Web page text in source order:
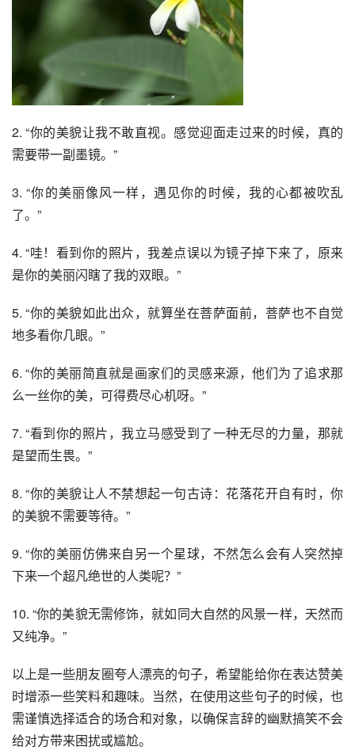
2. “你的美貌让我不敢直视。感觉迎面走过来的时候，真的
需要带一副墨镜。”
3. “你的美丽像风一样，遇见你的时候，我的心都被吹乱
了。”
4. “哇！看到你的照片，我差点误以为镜子掉下来了，原来
是你的美丽闪瞎了我的双眼。”
5. “你的美貌如此出众，就算坐在菩萨面前，菩萨也不自觉
地多看你几眼。”
6. “你的美丽简直就是画家们的灵感来源，他们为了追求那
么一丝你的美，可得费尽心机呀。”
7. “看到你的照片，我立马感受到了一种无尽的力量，那就
是望而生畏。”
8. “你的美貌让人不禁想起一句古诗：花落花开自有时，你
的美貌不需要等待。”
9. “你的美丽仿佛来自另一个星球，不然怎么会有人突然掉
下来一个超凡绝世的人类呢？”
10. “你的美貌无需修饰，就如同大自然的风景一样，天然而
又纯净。”
以上是一些朋友圈夸人漂亮的句子，希望能给你在表达赞美
时增添一些笑料和趣味。当然，在使用这些句子的时候，也
需谨慎选择适合的场合和对象，以确保言辞的幽默搞笑不会
给对方带来困扰或尴尬。